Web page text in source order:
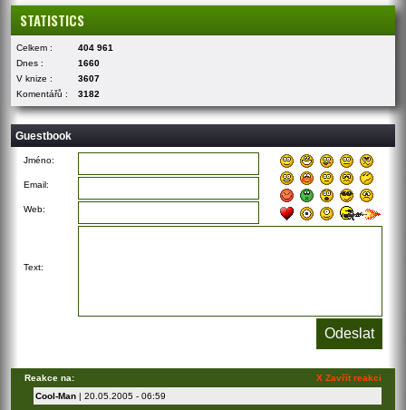
STATISTICS
Celkem :
404 961
Dnes :
1660
V knize :
3607
Komentářů :
3182
Guestbook
Jméno:
Email:
Web:
Text:
X Zavřít reakci
Reakce na:
Cool-Man | 20.05.2005 - 06:59